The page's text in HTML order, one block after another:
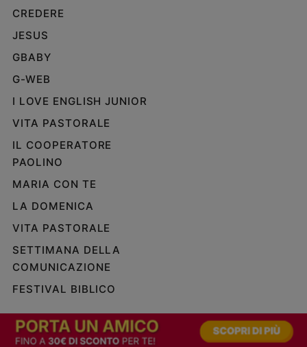
CREDERE
JESUS
GBABY
G-WEB
I LOVE ENGLISH JUNIOR
VITA PASTORALE
IL COOPERATORE
PAOLINO
MARIA CON TE
LA DOMENICA
VITA PASTORALE
SETTIMANA DELLA
COMUNICAZIONE
FESTIVAL BIBLICO